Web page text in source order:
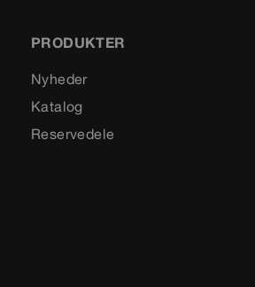
PRODUKTER
Nyheder
Katalog
Reservedele